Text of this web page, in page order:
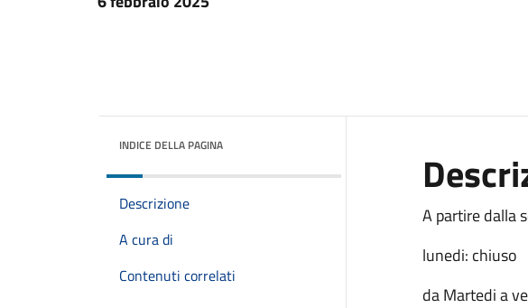
INDICE DELLA PAGINA
Descrizione
A cura di
Contenuti correlati
A partire dalla
lunedi: chiuso
da Martedi a